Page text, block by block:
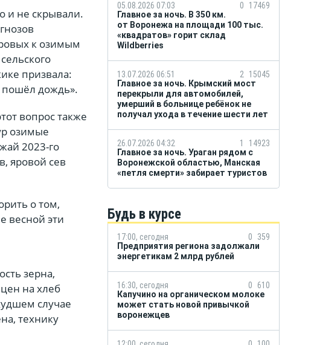
и не скрывали.
к озимым
призвала:
пошёл дождь».
вопрос также
озимые
2023-го
яровой сев
о том,
весной эти
зерна,
на хлеб
случае
технику
05.08.2026 07:03 0
17469
Главное за ночь. В 350 км.
от Воронежа на площади 100 тыс.
«квадратов» горит склад
Wildberries
13.07.2026 06:51 2
15045
Главное за ночь. Крымский мост
перекрыли для автомобилей,
умерший в больнице ребёнок не
получал ухода в течение шести лет
26.07.2026 04:32 1
14923
Главное за ночь. Ураган рядом с
Воронежской областью, Манская
«петля смерти» забирает туристов
Будь в курсе
17:00, сегодня 0
359
Предприятия региона задолжали
энергетикам 2 млрд рублей
16:30, сегодня 0
610
Капучино на органическом молоке
может стать новой привычкой
воронежцев